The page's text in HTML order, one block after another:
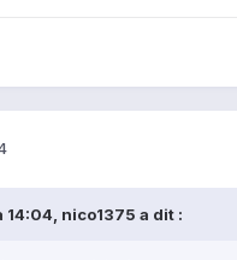
14:04, nico1375 a dit :